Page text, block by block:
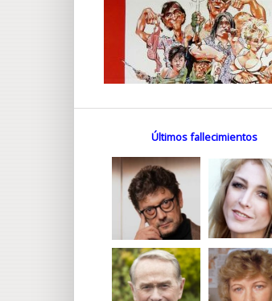
Últimos fallecimientos